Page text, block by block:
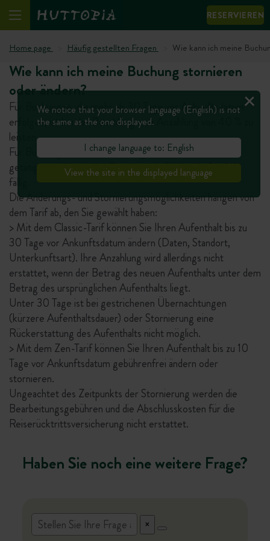
RESERVIEREN
Home page Häufig gestellten Fragen Wie kann ich meine
Wie kann ich meine Buchung stornieren
oder ändern?
Für Buchungen, die mehr als 30 Tage vor Ankunftsdatum
erfolgen, ist bei der Bezahlung eine Anzahlung von 40 % zu
leisten.
Für Buchungen, die bis zu 30 Tage vor Ankunftsdatum
getätigt werden, ist der Gesamtpreis für den Aufenthalt
fällig.
Die Änderungs- und Stornierungsmöglichkeiten hängen von
dem Tarif ab, den Sie gewählt haben:
> Mit dem Classic-Tarif können Sie Ihren Aufenthalt bis zu
30 Tage vor Ankunftsdatum ändern (Daten, Standort,
Unterkunftsart). Ihre Anzahlung wird allerdings nicht
erstattet, wenn der Betrag des neuen Aufenthalts unter dem
Betrag des ursprünglichen Aufenthalts liegt.
Unter 30 Tage ist bei gestrichenen Übernachtungen
(kürzere Aufenthaltsdauer) oder Stornierung eine
Rückerstattung des Aufenthalts nicht möglich.
> Mit dem Zen-Tarif können Sie Ihren Aufenthalt bis zu 10
Tage vor Ankunftsdatum gebührenfrei ändern oder
stornieren.
Ungeachtet des Zeitpunkts der Stornierung werden die
Bearbeitungsgebühren und die Abschlusskosten für die
Reiserücktrittsversicherung nicht erstattet.
Haben Sie noch eine weitere Frage?
We notice that your browser language (English) is not
the same as the one displayed.
I change language to: English
View the site in the displayed language